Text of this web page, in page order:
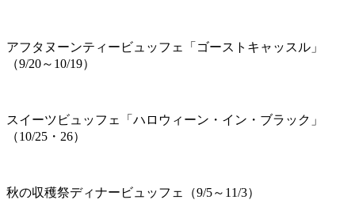
アフタヌーンティービュッフェ「ゴーストキャッスル」
（9/20～10/19）
スイーツビュッフェ「ハロウィーン・イン・ブラック」
（10/25・26）
秋の収穫祭ディナービュッフェ（9/5～11/3）